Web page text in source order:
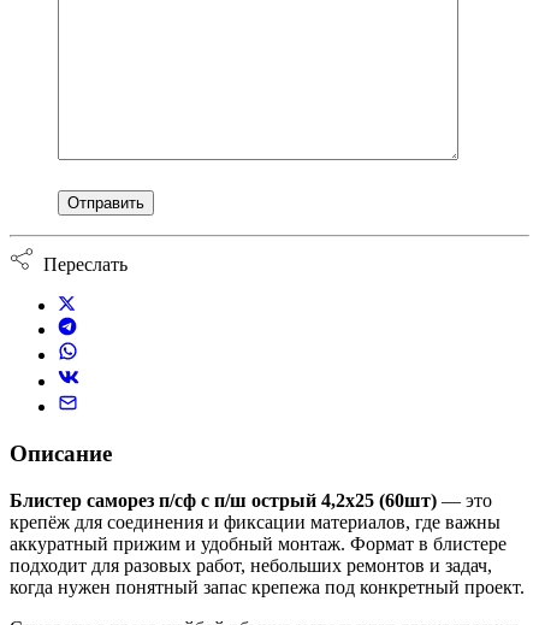
Переслать
Описание
Блистер саморез п/сф с п/ш острый 4,2х25 (60шт) — это
крепёж для соединения и фиксации материалов, где важны
аккуратный прижим и удобный монтаж. Формат в блистере
подходит для разовых работ, небольших ремонтов и задач,
когда нужен понятный запас крепежа под конкретный проект.